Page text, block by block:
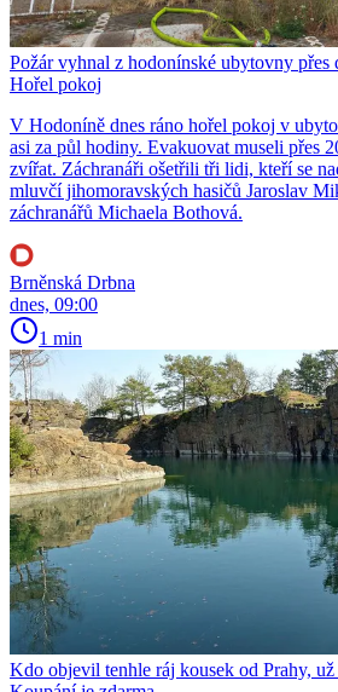
Požár vyhnal z hodonínské ubytovny přes
Hořel pokoj
V Hodoníně dnes ráno hořel pokoj v
asi za půl hodiny. Evakuovat museli přes
zvířat. Záchranáři ošetřili tři lidi, kteří se
mluvčí jihomoravských hasičů Jaroslav
záchranářů Michaela Bothová.
Brněnská Drbna
dnes, 09:00
1 min
Kdo objevil tenhle ráj kousek od Prahy,